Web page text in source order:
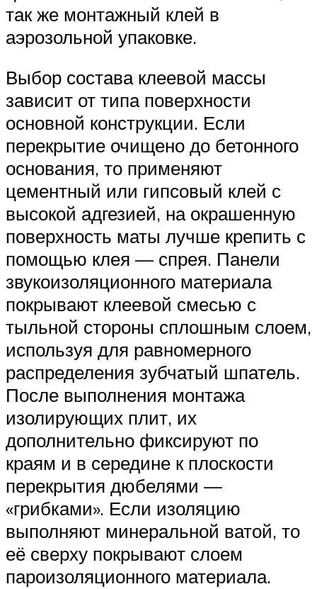
так же монтажный клей в
аэрозольной упаковке.
Выбор состава клеевой массы
зависит от типа поверхности
основной конструкции. Если
перекрытие очищено до бетонного
основания, то применяют
цементный или гипсовый клей с
высокой адгезией, на окрашенную
поверхность маты лучше крепить с
помощью клея — спрея. Панели
звукоизоляционного материала
покрывают клеевой смесью с
тыльной стороны сплошным слоем,
используя для равномерного
распределения зубчатый шпатель.
После выполнения монтажа
изолирующих плит, их
дополнительно фиксируют по
краям и в середине к плоскости
перекрытия дюбелями —
«грибками». Если изоляцию
выполняют минеральной ватой, то
её сверху покрывают слоем
пароизоляционного материала.